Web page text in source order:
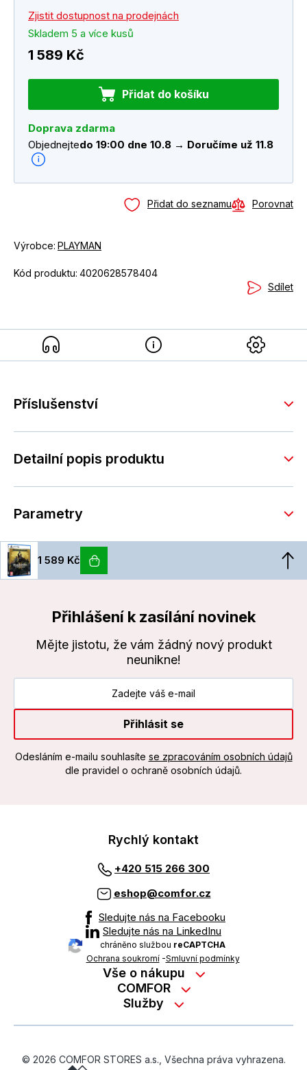
Zjistit dostupnost na prodejnách
Skladem 5 a více kusů
1 589 Kč
Přidat do košíku
Doprava zdarma
Objednejtedo 19:00 dne 10.8 → Doručíme už 11.8
Přidat do seznamu Porovnat
Výrobce: PLAYMAN
Kód produktu: 4020628578404
Sdílet
Příslušenství
Detailní popis produktu
Parametry
1 589 Kč
Přihlášení k zasílání novinek
Mějte jistotu, že vám žádný nový produkt
neunikne!
Přihlásit se
Odesláním e-mailu souhlasíte se zpracováním osobních údajů
dle pravidel o ochraně osobních údajů.
Rychlý kontakt
+420 515 266 300
eshop@comfor.cz
Sledujte nás na Facebooku
Sledujte nás na LinkedInu
chráněno službou reCAPTCHA
Ochrana soukromí-Smluvní podmínky
Vše o nákupu
Nákup na splátky
Možnosti platby
Obchodní podmínky
COMFOR
Kontakty
Kariéra
Služby
On-line podpora
© 2026 COMFOR STORES a.s., Všechna práva vyhrazena.